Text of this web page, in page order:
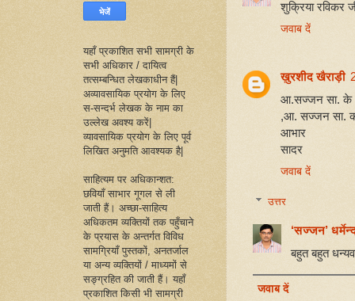
शुक्रिया रविकर
जवाब दें
ख़ुरशीद खैराड़ी
आ.सज्जन सा. के
,आ. सज्जन सा.
आभार
सादर
जवाब दें
उत्तर
‘सज्जन’
बहुत बहुत
जवाब दें
यहाँ प्रकाशित सभी सामग्री के
सभी अधिकार / दायित्व
तत्सम्बन्धित लेखकाधीन हैं|
अव्यावसायिक प्रयोग के लिए
स-सन्दर्भ लेखक के नाम का
उल्लेख अवश्य करें|
व्यावसायिक प्रयोग के लिए पूर्व
लिखित अनुमति आवश्यक है|
साहित्यम पर अधिकान्शत:
छवियाँ साभार गूगल से ली
जाती हैं। अच्छा-साहित्य
अधिकतम व्यक्तियों तक पहुँचाने
के प्रयास के अन्तर्गत विविध
सामग्रियाँ पुस्तकों, अनतर्जाल
या अन्य व्यक्तियों / माध्यमों से
सङ्ग्रहित की जाती हैं। यहाँ
प्रकाशित किसी भी सामग्री